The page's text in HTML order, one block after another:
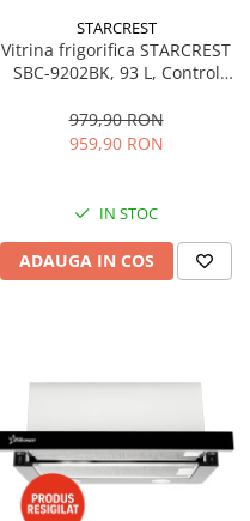
STARCREST
Vitrina frigorifica STARCREST
SBC-9202BK, 93 L, Control
83.2 cm, Negru
979,90 RON
959,90 RON
IN STOC
ADAUGA IN COS